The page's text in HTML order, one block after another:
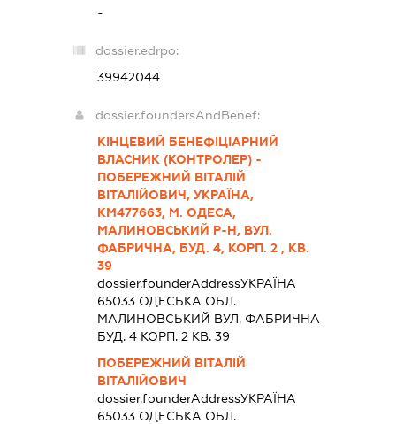
-
dossier.edrpo:
39942044
dossier.foundersAndBenef:
КІНЦЕВИЙ БЕНЕФІЦІАРНИЙ
ВЛАСНИК (КОНТРОЛЕР) -
ПОБЕРЕЖНИЙ ВІТАЛІЙ
ВІТАЛІЙОВИЧ, УКРАЇНА,
КМ477663, М. ОДЕСА,
МАЛИНОВСЬКИЙ Р-Н, ВУЛ.
ФАБРИЧНА, БУД. 4, КОРП. 2 , КВ.
39
dossier.founderAddressУКРАЇНА
65033 ОДЕСЬКА ОБЛ.
МАЛИНОВСЬКИЙ ВУЛ. ФАБРИЧНА
БУД. 4 КОРП. 2 КВ. 39
ПОБЕРЕЖНИЙ ВІТАЛІЙ
ВІТАЛІЙОВИЧ
dossier.founderAddressУКРАЇНА
65033 ОДЕСЬКА ОБЛ.